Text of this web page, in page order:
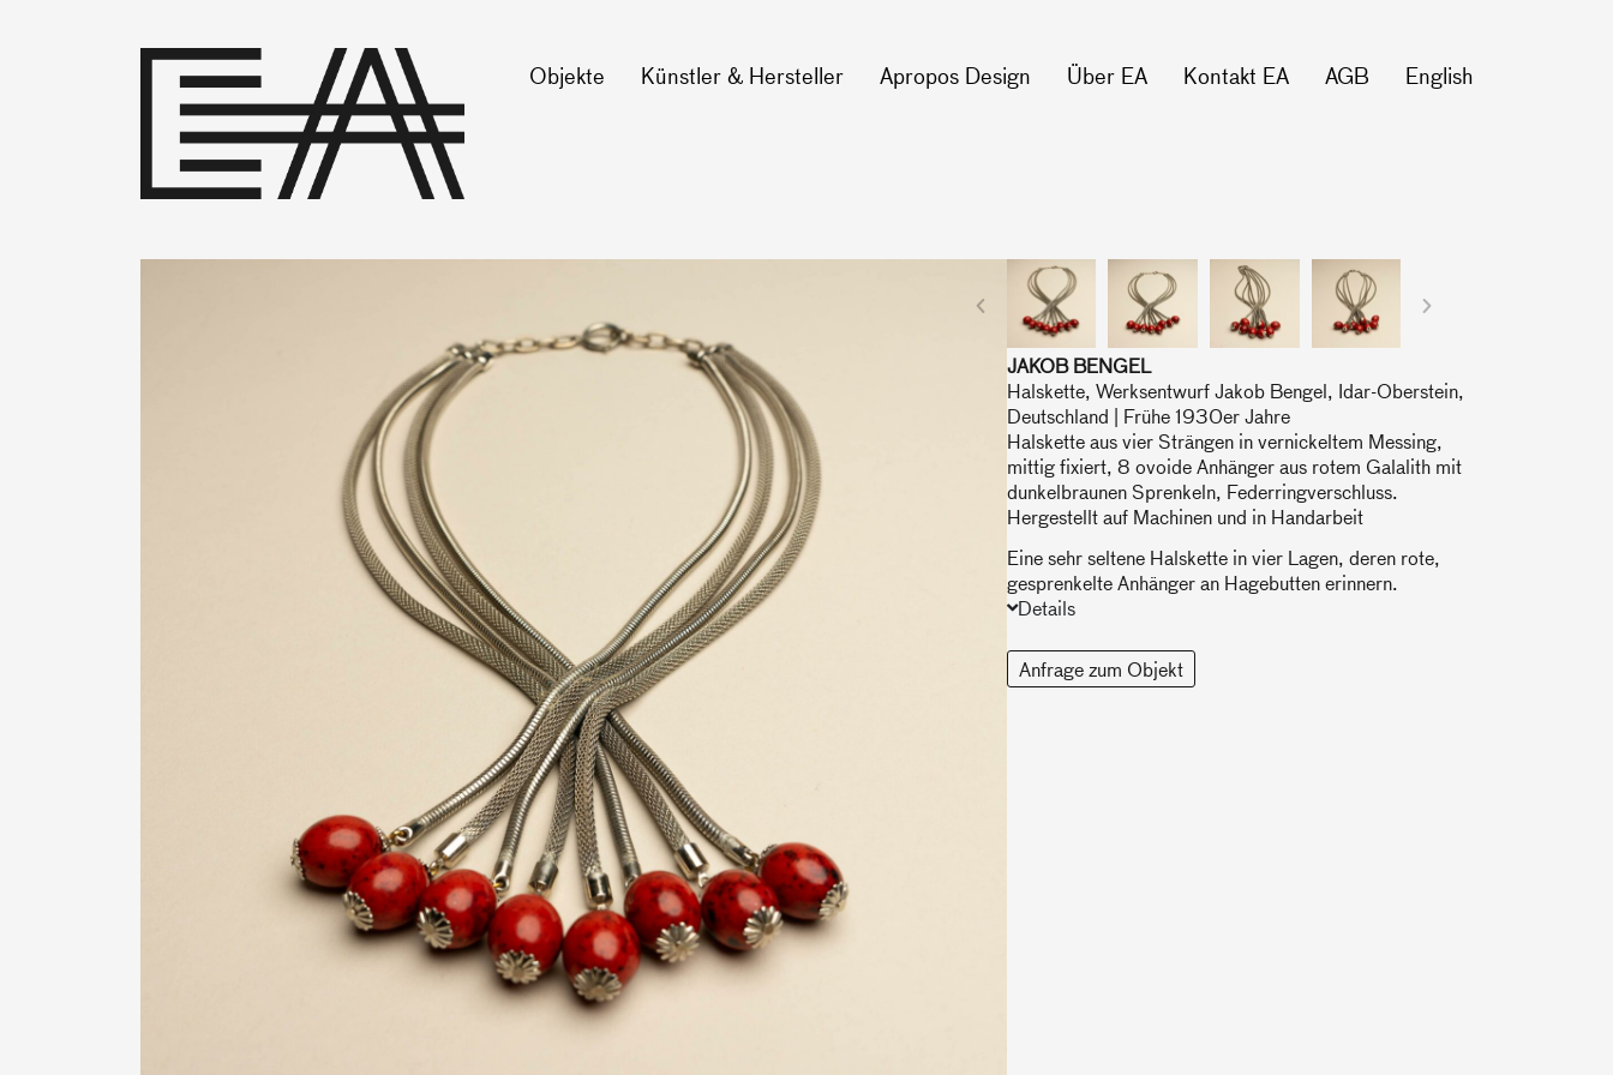
Objekte Künstler & Hersteller Apropos Design Über EA Kontakt EA AGB English
JAKOB BENGEL
Halskette, Werksentwurf Jakob Bengel, Idar-Oberstein,
Deutschland | Frühe 1930er Jahre
Halskette aus vier Strängen in vernickeltem Messing,
mittig fixiert, 8 ovoide Anhänger aus rotem Galalith mit
dunkelbraunen Sprenkeln, Federringverschluss.
Hergestellt auf Machinen und in Handarbeit
Eine sehr seltene Halskette in vier Lagen, deren rote,
gesprenkelte Anhänger an Hagebutten erinnern.
Details
Anfrage zum Objekt